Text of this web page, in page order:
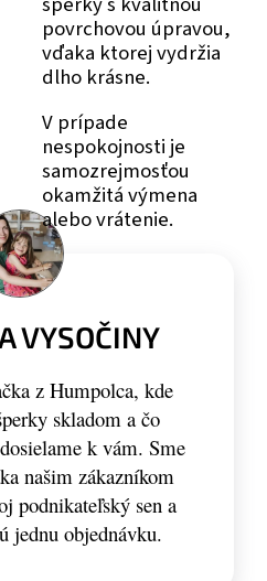
povrchovou úpravou,
vďaka ktorej vydržia
dlho krásne.
V prípade
nespokojnosti je
samozrejmosťou
okamžitá výmena
alebo vrátenie.
VYSOČINY
z Humpolca, kde
skladom a čo
k vám. Sme
našim zákazníkom
podnikateľský sen a
jednu objednávku.